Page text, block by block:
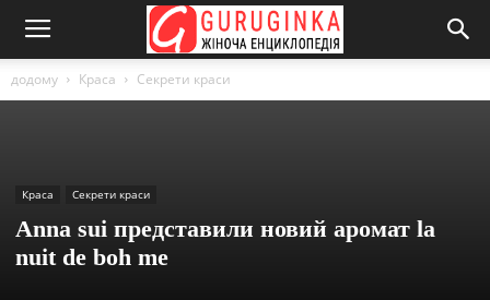
додому Краса Секрети краси
Краса Секрети краси
Anna sui представили новий аромат la
nuit de boh me